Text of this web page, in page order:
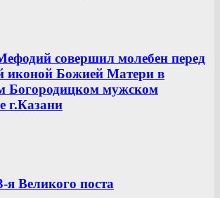
совершил молебен перед
иконой Божией Матери в
Богородицком мужском
г.Казани
я Великого поста